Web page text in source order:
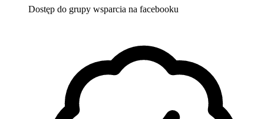
Dostęp do grupy wsparcia na facebooku